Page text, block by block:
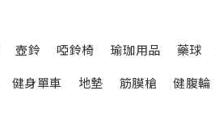
壺鈴 啞鈴椅 瑜珈用品 藥球
健身單車 地墊 筋膜槍 健腹輪